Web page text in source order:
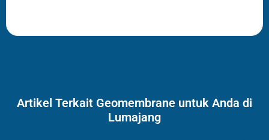
Artikel Terkait Geomembrane untuk Anda di
Lumajang